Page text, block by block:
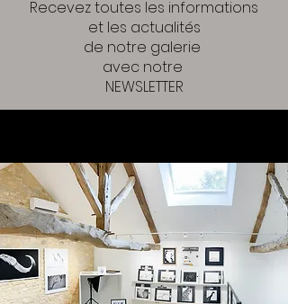
Recevez toutes les informations
et les actualités
de notre galerie
avec notre
NEWSLETTER